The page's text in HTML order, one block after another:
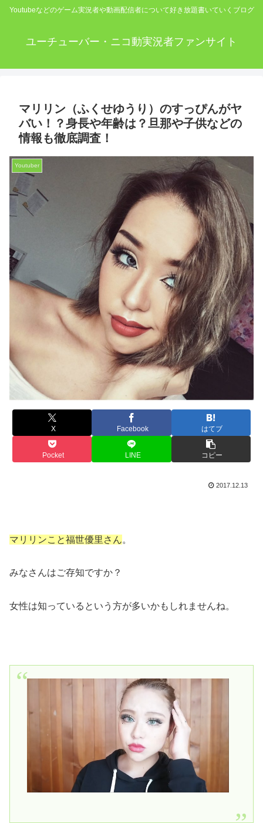
Youtubeなどのゲーム実況者や動画配信者について好き放題書いていくブログ
ユーチューバー・ニコ動実況者ファンサイト
マリリン（ふくせゆうり）のすっぴんがヤ
バい！？身長や年齢は？旦那や子供などの
情報も徹底調査！
Youtuber
X Facebook はてブ
Pocket LINE コピー
2017.12.13
マリリンこと福世優里さん。
みなさんはご存知ですか？
女性は知っているという方が多いかもしれませんね。